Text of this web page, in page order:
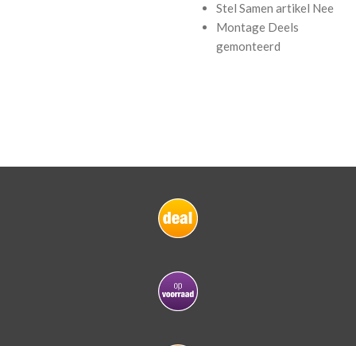
Stel Samen artikel Nee
Montage Deels
gemonteerd